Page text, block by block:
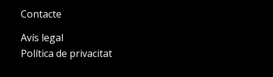
Contacte
Avís legal
Política de privacitat